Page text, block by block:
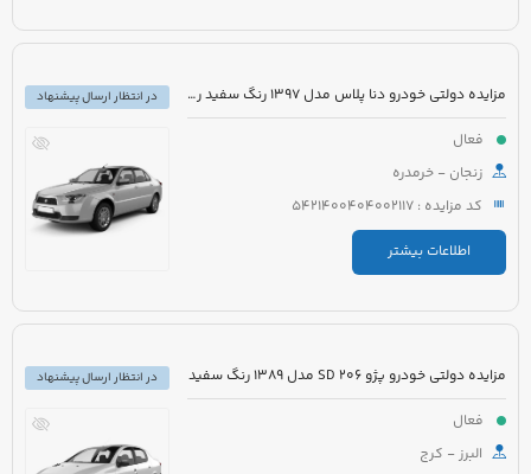
مزایده دولتی خودرو دنا پلاس مدل 1397 رنگ سفید روغنی
فعال
زنجان - خرمدره
کد مزایده : 5421400404002117
اطلاعات بیشتر
در انتظار ارسال پیشنهاد
مزایده دولتی خودرو پژو 206 SD مدل 1389 رنگ سفید
فعال
البرز - کرج
در انتظار ارسال پیشنهاد